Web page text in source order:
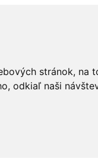
stránok, na
odkiaľ naši